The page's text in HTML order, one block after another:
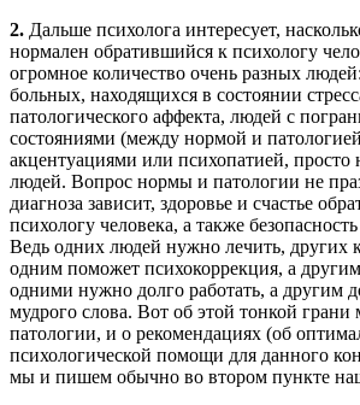
2. Дальше психолога интересует,
нормален обратившийся к психологу
огромное количество очень разных
больных, находящихся в состоянии
патологического аффекта, людей с
состояниями (между нормой и
акцентуациями или психопатией, просто
людей. Вопрос нормы и патологии не
диагноза зависит, здоровье и счастье
психологу человека, а также
Ведь одних людей нужно лечить, других
одним поможет психокоррекция, а
одними нужно долго работать, а другим
мудрого слова. Вот об этой тонкой
патологии, и о рекомендациях (об
психологической помощи для данного
мы и пишем обычно во втором пункте